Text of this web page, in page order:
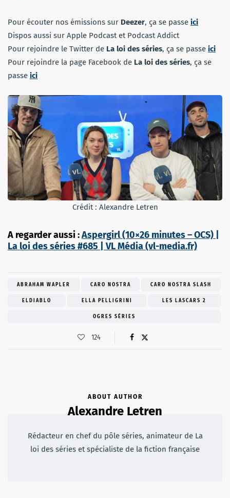
Pour écouter nos émissions sur Deezer, ça se passe ici
Dispos aussi sur Apple Podcast et Podcast Addict
Pour rejoindre le Twitter de La loi des séries, ça se passe ici
Pour rejoindre la page Facebook de La loi des séries, ça se
passe ici
Crédit : Alexandre Letren
A regarder aussi :Aspergirl (10×26 minutes – OCS) |
La loi des séries #685 | VL Média (vl-media.fr)
ABRAHAM WAPLER CARO NOSTRA CARO NOSTRA SLASH
ELDIABLO ELLA PELLIGRINI LES LASCARS 2
OGRES SÉRIES
124
ABOUT AUTHOR
Alexandre Letren
Rédacteur en chef du pôle séries, animateur de La
loi des séries et spécialiste de la fiction française